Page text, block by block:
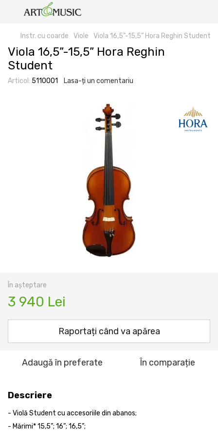
Instr. cu coarde Viole Viola 16,5”-15,5” Hora Reghin Student
Viola 16,5”-15,5” Hora Reghin
Student
Articol: 5110001 Lasa-ți un comentariu
În așteptare
3 940 Lei
Raportați când va apărea
Adaugă în preferate În comparație
Descriere
- Violă Student cu accesoriile din abanos;
- Mărimi* 15,5”; 16”; 16,5”;